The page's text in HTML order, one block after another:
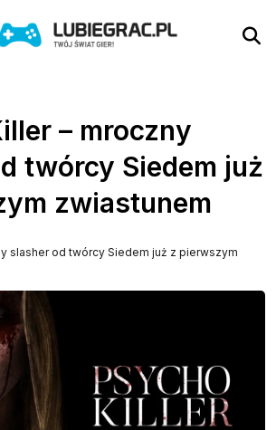
– mroczny
twórcy Siedem już
zwiastunem
slasher od twórcy Siedem już z pierwszym